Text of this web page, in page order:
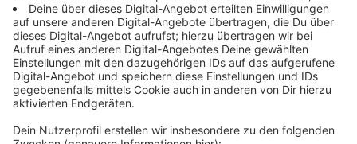
Menschen in Anspruch genommen.
Anzeige
Weitere Meldungen aus Leverkusen